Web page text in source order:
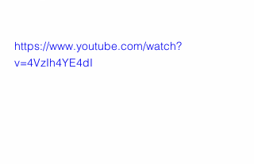
https://www.youtube.com/watch?
v=4VzIh4YE4dI